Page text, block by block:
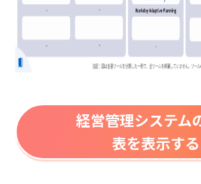
経営管理システム
表を表示する